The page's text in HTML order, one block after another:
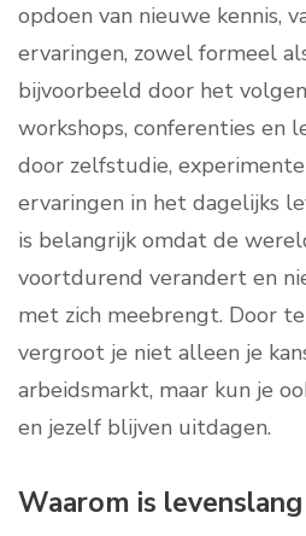
opdoen van nieuwe kennis,
ervaringen, zowel formeel
bijvoorbeeld door het
workshops, conferenties en
door zelfstudie,
ervaringen in het dagelijks
is belangrijk omdat de
voortdurend verandert en
met zich meebrengt. Door
vergroot je niet alleen je
arbeidsmarkt, maar kun je
en jezelf blijven uitdagen.
Waarom is